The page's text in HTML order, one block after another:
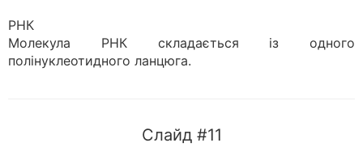
РНК
Молекула РНК складається із одного
полінуклеотидного ланцюга.
Слайд #11